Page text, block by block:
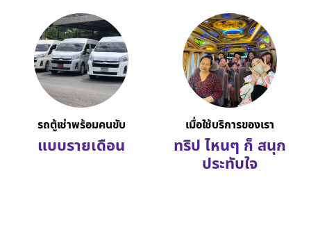
รถตู้เช่าพร้อมคนขับ
แบบรายเดือน
เมื่อใช้บริการของเรา
ทริป ไหนๆ ก็ สนุก
ประทับใจ